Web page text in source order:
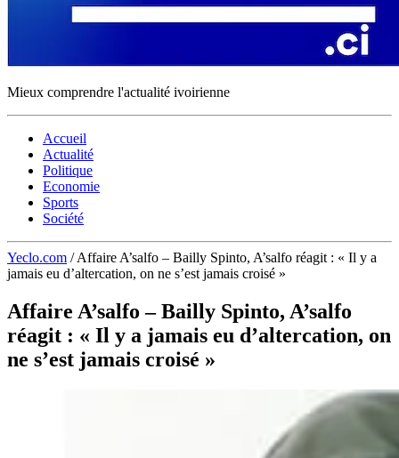
Mieux comprendre l'actualité ivoirienne
Accueil
Actualité
Politique
Economie
Sports
Société
Yeclo.com / Affaire A’salfo – Bailly Spinto, A’salfo réagit : « Il y a
jamais eu d’altercation, on ne s’est jamais croisé »
Affaire A’salfo – Bailly Spinto, A’salfo
réagit : « Il y a jamais eu d’altercation, on
ne s’est jamais croisé »